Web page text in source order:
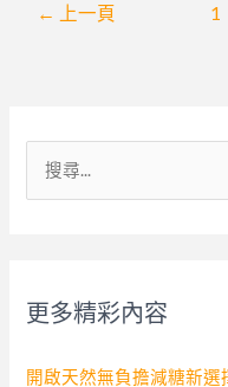
← 上一頁 1
:
更多精彩內容
開啟天然無負擔減糖新選